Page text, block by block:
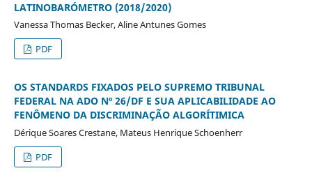
LATINOBARÓMETRO (2018/2020)
Vanessa Thomas Becker, Aline Antunes Gomes
PDF
OS STANDARDS FIXADOS PELO SUPREMO TRIBUNAL
FEDERAL NA ADO Nº 26/DF E SUA APLICABILIDADE AO
FENÔMENO DA DISCRIMINAÇÃO ALGORÍTIMICA
Dérique Soares Crestane, Mateus Henrique Schoenherr
PDF